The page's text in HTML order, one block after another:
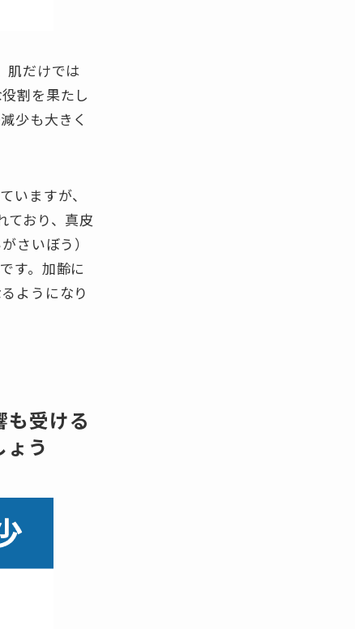
肌だけでは
割を果たし
少も大きく
いますが、
ており、真皮
さいぼう）
す。加齢に
ようになり
も受ける
う